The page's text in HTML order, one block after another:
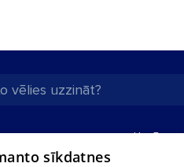
mums
sīkdatnes